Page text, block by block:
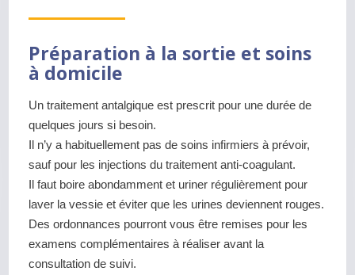
Préparation à la sortie et soins
à domicile
Un traitement antalgique est prescrit pour une durée de
quelques jours si besoin.
Il n’y a habituellement pas de soins infirmiers à prévoir,
sauf pour les injections du traitement anti-coagulant.
Il faut boire abondamment et uriner régulièrement pour
laver la vessie et éviter que les urines deviennent rouges.
Des ordonnances pourront vous être remises pour les
examens complémentaires à réaliser avant la
consultation de suivi.